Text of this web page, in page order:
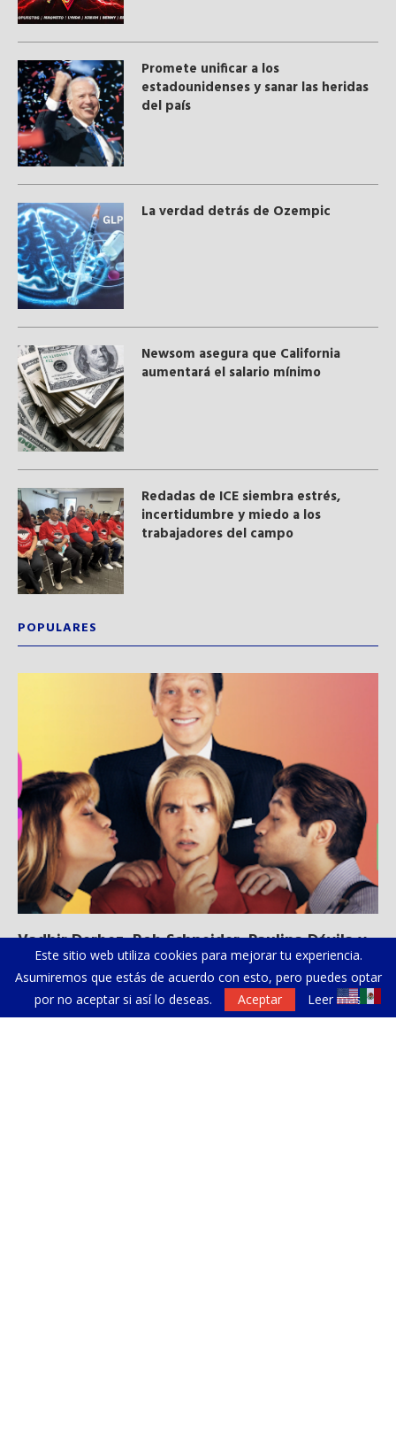
Promete unificar a los
estadounidenses y sanar las heridas
del país
La verdad detrás de Ozempic
Newsom asegura que California
aumentará el salario mínimo
​Redadas de ICE siembra estrés,
incertidumbre y miedo a los
trabajadores del campo
POPULARES
Vadhir Derbez, Rob Schneider, Paulina Dávila y
Christan...
NEWSLETTER
Este sitio web utiliza cookies para mejorar tu experiencia.
Asumiremos que estás de acuerdo con esto, pero puedes optar
por no aceptar si así lo deseas.
Aceptar Leer más